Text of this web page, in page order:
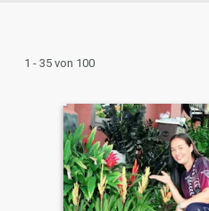
1 - 35 von 100